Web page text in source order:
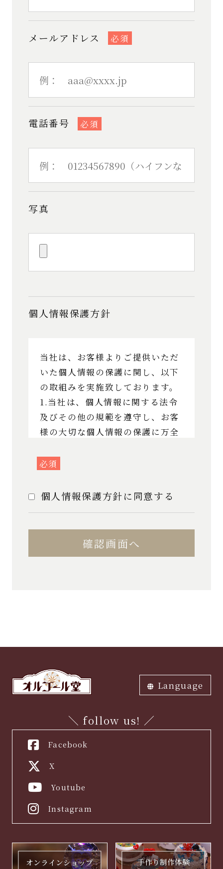
メールアドレス 必須
電話番号 必須
写真
個人情報保護方針
当社は、お客様よりご提供いただ
いた個人情報の保護に関し、以下
の取組みを実施致しております。
1.当社は、個人情報に関する法令
及びその他の規範を遵守し、お客
様の大切な個人情報の保護に万全
2.当社は、ご提供いただいた個人
囲内で適性にお取扱いさせて頂き
み内容の確認
・ 当社のサービスの改善また
業員の教育、並びに、個人情報へ
の不正なアクセスや個人情報の紛
に関する適切な措置を行い、ま
た、その見直しを継続して図るこ
とにより、個人情報の保護に努め
てまいります。
必須
個人情報保護方針に同意する
Language
＼ follow us! ／
Facebook
X
Youtube
Instagram
オンラインショップ 手作り制作体験